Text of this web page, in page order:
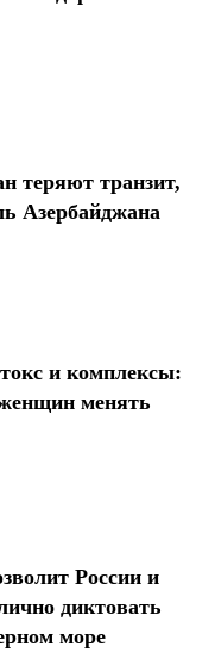
теряют транзит,
Азербайджана
и комплексы:
менять
России и
диктовать
море